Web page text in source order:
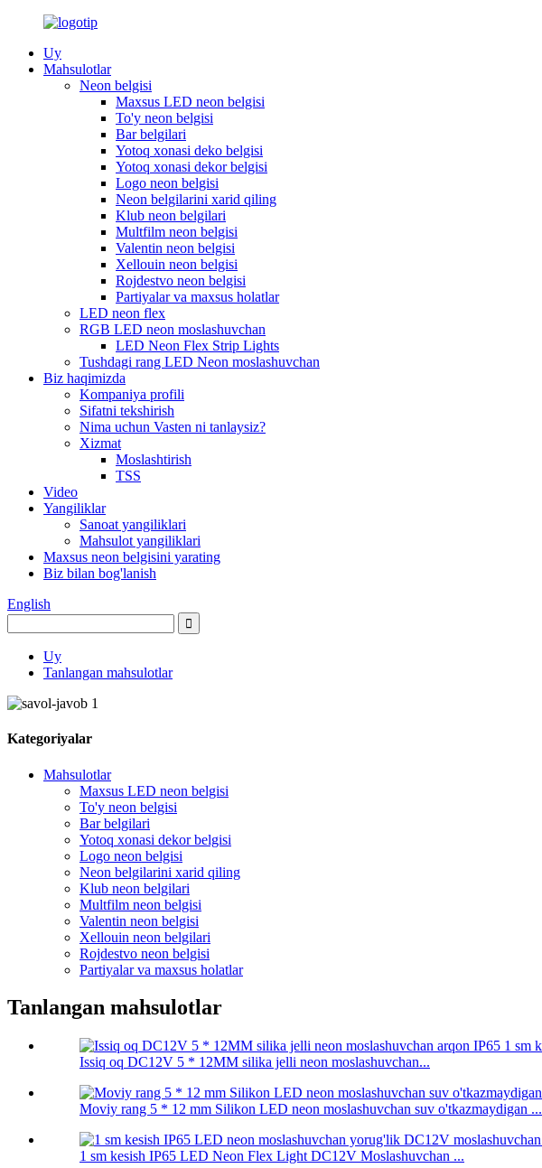
Uy
Mahsulotlar
Neon belgisi
Maxsus LED neon belgisi
To'y neon belgisi
Bar belgilari
Yotoq xonasi deko belgisi
Yotoq xonasi dekor belgisi
Logo neon belgisi
Neon belgilarini xarid qiling
Klub neon belgilari
Multfilm neon belgisi
Valentin neon belgisi
Xellouin neon belgisi
Rojdestvo neon belgisi
Partiyalar va maxsus holatlar
LED neon flex
RGB LED neon moslashuvchan
LED Neon Flex Strip Lights
Tushdagi rang LED Neon moslashuvchan
Biz haqimizda
Kompaniya profili
Sifatni tekshirish
Nima uchun Vasten ni tanlaysiz?
Xizmat
Moslashtirish
TSS
Video
Yangiliklar
Sanoat yangiliklari
Mahsulot yangiliklari
Maxsus neon belgisini yarating
Biz bilan bog'lanish
English
Uy
Tanlangan mahsulotlar
Kategoriyalar
Mahsulotlar
Maxsus LED neon belgisi
To'y neon belgisi
Bar belgilari
Yotoq xonasi dekor belgisi
Logo neon belgisi
Neon belgilarini xarid qiling
Klub neon belgilari
Multfilm neon belgisi
Valentin neon belgisi
Xellouin neon belgilari
Rojdestvo neon belgisi
Partiyalar va maxsus holatlar
Tanlangan mahsulotlar
Issiq oq DC12V 5 * 12MM silika jelli neon moslashuvchan...
Moviy rang 5 * 12 mm Silikon LED neon moslashuvchan suv o'tkazmaydigan ...
1 sm kesish IP65 LED Neon Flex Light DC12V Moslashuvchan ...